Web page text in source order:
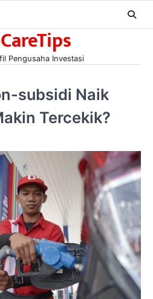
Pengusaha Investasi
subsidi Naik
Tercekik?